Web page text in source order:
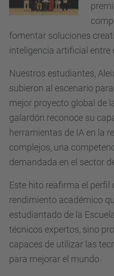
fomentar soluciones
inteligencia artificial entre
Nuestros estudiantes,
subieron al escenario
mejor proyecto global de
galardón reconoce su
herramientas de IA en la
complejos, una
demandada en el sector
Este hito reafirma el perfil
rendimiento académico
estudiantado de la
técnicos expertos, sino
capaces de utilizar las
para mejorar el mundo.